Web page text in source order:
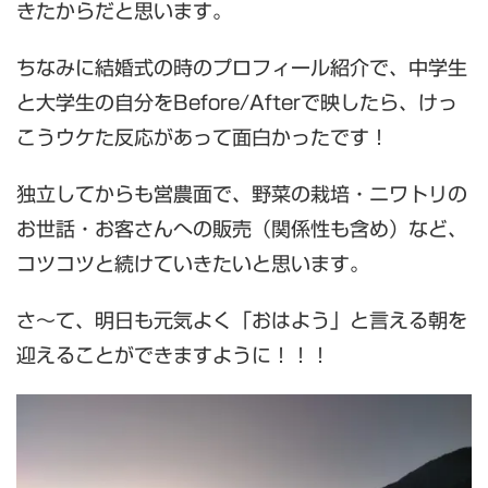
きたからだと思います。
ちなみに結婚式の時のプロフィール紹介で、中学生
と大学生の自分をBefore/Afterで映したら、けっ
こうウケた反応があって面白かったです！
独立してからも営農面で、野菜の栽培・ニワトリの
お世話・お客さんへの販売（関係性も含め）など、
コツコツと続けていきたいと思います。
さ～て、明日も元気よく「おはよう」と言える朝を
迎えることができますように！！！